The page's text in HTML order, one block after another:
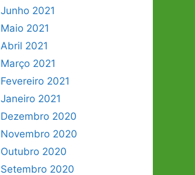
Junho 2021
Maio 2021
Abril 2021
Março 2021
Fevereiro 2021
Janeiro 2021
Dezembro 2020
Novembro 2020
Outubro 2020
Setembro 2020